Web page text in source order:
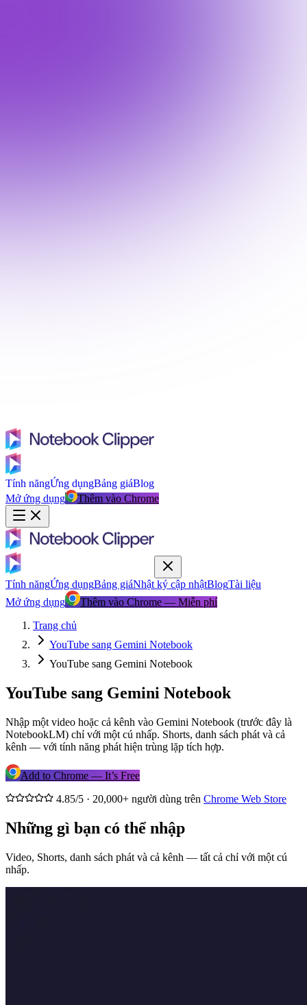
Tính năngỨng dụngBảng giáBlog
Mở ứng dụng
Thêm vào Chrome
Tính năngỨng dụngBảng giáNhật ký cập nhậtBlogTài liệu
Mở ứng dụng
Thêm vào Chrome — Miễn phí
Trang chủ
YouTube sang Gemini Notebook
YouTube sang Gemini Notebook
YouTube sang Gemini Notebook
Nhập một video hoặc cả kênh vào Gemini Notebook (trước đây là
NotebookLM) chỉ với một cú nhấp. Shorts, danh sách phát và cả
kênh — với tính năng phát hiện trùng lặp tích hợp.
Add to Chrome — It’s Free
4.85/5 · 20,000+ người dùng trên Chrome Web Store
Những gì bạn có thể nhập
Video, Shorts, danh sách phát và cả kênh — tất cả chỉ với một cú
nhấp.